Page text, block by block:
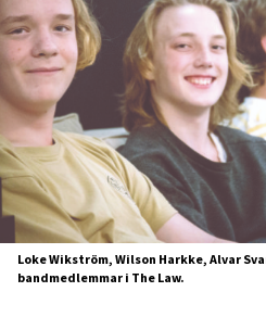
Loke Wikström, Wilson Harkke, Alvar
bandmedlemmar i The Law.